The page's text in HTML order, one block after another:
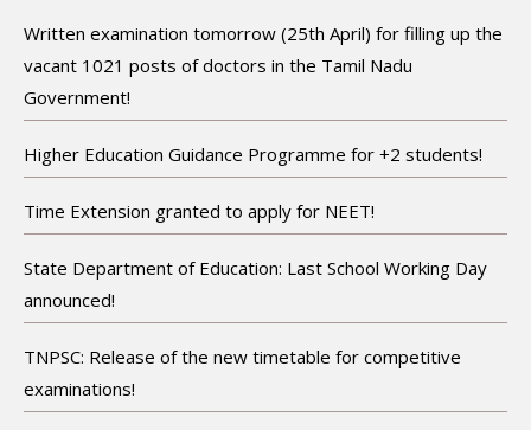
Written examination tomorrow (25th April) for filling up the
vacant 1021 posts of doctors in the Tamil Nadu
Government!
Higher Education Guidance Programme for +2 students!
Time Extension granted to apply for NEET!
State Department of Education: Last School Working Day
announced!
TNPSC: Release of the new timetable for competitive
examinations!